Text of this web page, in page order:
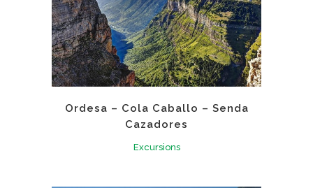
Ordesa – Cola Caballo – Senda
Cazadores
Excursions